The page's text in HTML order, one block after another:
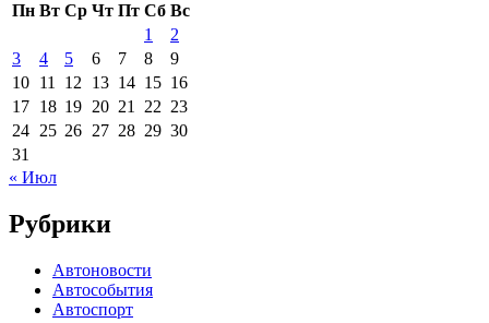
Пн Вт Ср Чт Пт Сб Вс
1
2
3
4 5 6 7 8
9
10 11 12 13 14 15 16
17 18 19 20 21 22 23
24 25 26 27 28 29 30
31
« Июл
Рубрики
Автоновости
Автособытия
Автоспорт